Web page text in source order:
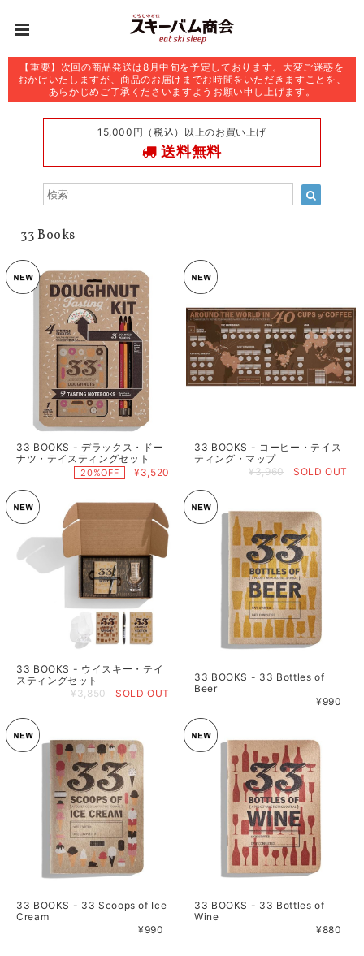
【重要】次回の商品発送は8月中旬を予定しております。大変ご迷惑を
おかけいたしますが、商品のお届けまでお時間をいただきますことを、
あらかじめご了承くださいますようお願い申し上げます。
15,000円（税込）以上のお買い上げ
送料無料
33 Books
33 BOOKS - デラックス・ドー
ナツ・テイスティングセット
20%OFF ¥3,520
33 BOOKS - コーヒー・テイス
ティング・マップ
¥3,960
SOLD OUT
33 BOOKS - ウイスキー・テイ
スティングセット
¥3,850
SOLD OUT
33 BOOKS - 33 Bottles of
Beer
¥990
33 BOOKS - 33 Scoops of Ice
Cream
¥990
33 BOOKS - 33 Bottles of
Wine
¥880